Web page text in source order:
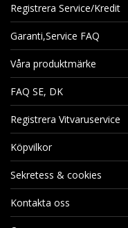
Registrera Service/Kredit
Garanti,Service FAQ
Våra produktmärke
FAQ SE, DK
Registrera Vitvaruservice
Köpvilkor
Sekretess & cookies
Kontakta oss